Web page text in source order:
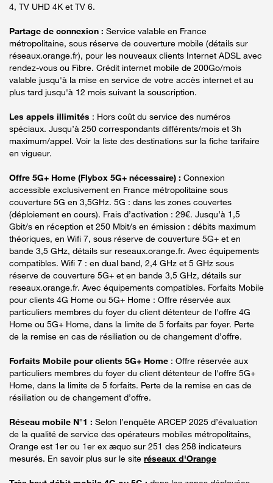
4, TV UHD 4K et TV 6.
Partage de connexion : Service valable en France
métropolitaine, sous réserve de couverture mobile (détails sur
réseaux.orange.fr), pour les nouveaux clients Internet ADSL avec
rendez-vous ou Fibre. Crédit internet mobile de 200Go/mois
valable jusqu'à la mise en service de votre accès internet et au
plus tard jusqu'à 12 mois suivant la souscription.
Les appels illimités : Hors coût du service des numéros
spéciaux. Jusqu’à 250 correspondants différents/mois et 3h
maximum/appel. Voir la liste des destinations sur la fiche tarifaire
en vigueur.
Offre 5G+ Home (Flybox 5G+ nécessaire) : Connexion
accessible exclusivement en France métropolitaine sous
couverture 5G en 3,5GHz. 5G : dans les zones couvertes
(déploiement en cours). Frais d’activation : 29€. Jusqu’à 1,5
Gbit/s en réception et 250 Mbit/s en émission : débits maximum
théoriques, en Wifi 7, sous réserve de couverture 5G+ et en
bande 3,5 GHz, détails sur reseaux.orange.fr. Avec équipements
compatibles. Wifi 7 : en dual band, 2,4 GHz et 5 GHz sous
réserve de couverture 5G+ et en bande 3,5 GHz, détails sur
reseaux.orange.fr. Avec équipements compatibles. Forfaits Mobile
pour clients 4G Home ou 5G+ Home : Offre réservée aux
particuliers membres du foyer du client détenteur de l'offre 4G
Home ou 5G+ Home, dans la limite de 5 forfaits par foyer. Perte
de la remise en cas de résiliation ou de changement d’offre.
Forfaits Mobile pour clients 5G+ Home : Offre réservée aux
particuliers membres du foyer du client détenteur de l'offre 5G+
Home, dans la limite de 5 forfaits. Perte de la remise en cas de
résiliation ou de changement d’offre.
Réseau mobile N°1 : Selon l’enquête ARCEP 2025 d’évaluation
de la qualité de service des opérateurs mobiles métropolitains,
Orange est 1er ou 1er ex æquo sur 251 des 258 indicateurs
mesurés. En savoir plus sur le site réseaux d'Orange